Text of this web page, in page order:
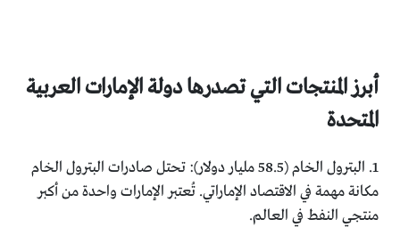
أبرز المنتجات التي تصدرها دولة الإمارات العربية
المتحدة
1. البترول الخام (58.5 مليار دولار): تحتل صادرات البترول الخام
مكانة مهمة في الاقتصاد الإماراتي. تُعتبر الإمارات واحدة من أكبر
منتجي النفط في العالم.